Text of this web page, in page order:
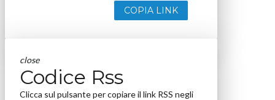
COPIA LINK
close
Codice Rss
Clicca sul pulsante per copiare il link RSS negli